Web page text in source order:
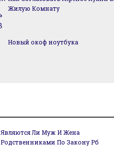
Жилую Комнату
Новый окоф ноутбука
Являются Ли Муж И Жена
Родственниками По Закону Рб